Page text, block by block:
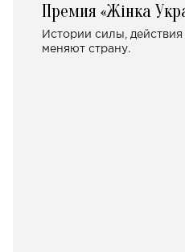
Премия «Жінка
Истории силы,
меняют страну.